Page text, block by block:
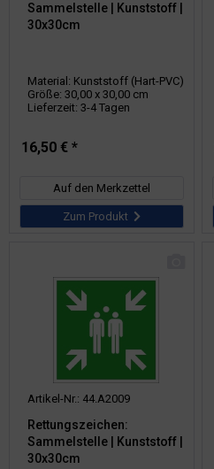
Sammelstelle | Kunststoff |
30x30cm
Material: Kunststoff (Hart-PVC)
Größe: 30,00 x 30,00 cm
Lieferzeit: 3-4 Tagen
16,50 € *
Auf den Merkzettel
Zum Produkt
Artikel-Nr.: 44.A2009
Rettungszeichen:
Sammelstelle | Kunststoff |
30x30cm